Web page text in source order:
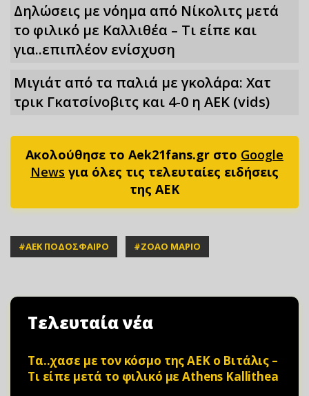
Δηλώσεις με νόημα από Νίκολιτς μετά
το φιλικό με Καλλιθέα – Τι είπε και
για..επιπλέον ενίσχυση
Μιγιάτ από τα παλιά με γκολάρα: Χατ
τρικ Γκατσίνοβιτς και 4-0 η ΑΕΚ (vids)
Ακολούθησε το Aek21fans.gr στο Google
News για όλες τις τελευταίες ειδήσεις
της ΑΕΚ
#ΑΕΚ ΠΟΔΟΣΦΑΙΡΟ #ΖΟΑΟ ΜΑΡΙΟ
Τελευταία νέα
Τα..χασε με τον κόσμο της ΑΕΚ ο Βιτάλις –
Τι είπε μετά το φιλικό με Athens Kallithea